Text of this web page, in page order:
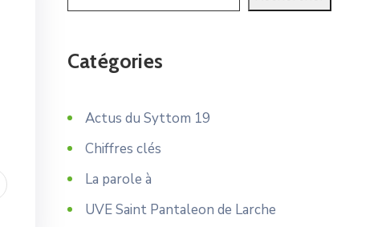
Catégories
Actus du Syttom 19
Chiffres clés
La parole à
UVE Saint Pantaleon de Larche